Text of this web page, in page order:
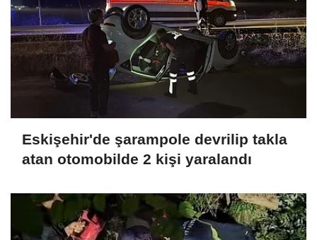
Eskişehir'de şarampole devrilip takla
atan otomobilde 2 kişi yaralandı